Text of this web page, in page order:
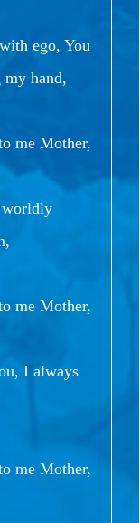
ego, You
hand,
me Mother,
worldly
me Mother,
I always
me Mother,